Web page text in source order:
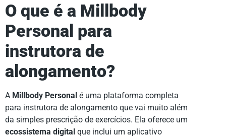
O que é a Millbody
Personal para
instrutora de
alongamento?
A Millbody Personal é uma plataforma completa
para instrutora de alongamento que vai muito além
da simples prescrição de exercícios. Ela oferece um
ecossistema digital que inclui um aplicativo